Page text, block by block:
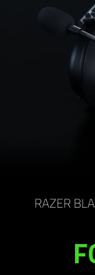
RAZER